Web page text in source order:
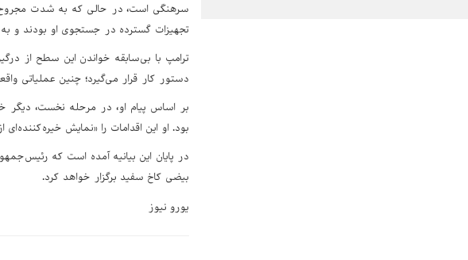
سرهنگی است، در حالی که به شدت مجروح
تجهیزات گسترده در جستجوی او بودند و
ترامپ با بی‌سابقه خواندن این سطح از
دستور کار قرار می‌گیرد؛ چنین عملیاتی
بر اساس پیام او، در مرحله نخست، دیگر
بود. او این اقدامات را «نمایش
بیضی کاخ سفید برگزار خواهد کرد.
یورو نیوز